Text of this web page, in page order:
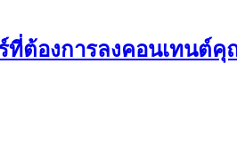
ร์ที่ต้องการลงคอนเท